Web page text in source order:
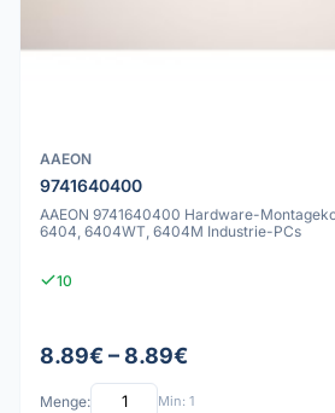
AAEON
9741640400
AAEON 9741640400 Hardware-
6404, 6404WT, 6404M Industrie-PCs
10
8.89€ – 8.89€
Menge: Min: 1